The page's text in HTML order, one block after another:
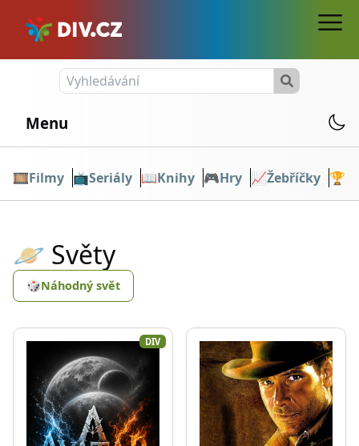
Menu
🎞️Filmy 📺Seriály 📖Knihy 🎮Hry 📈Žebříčky 🏆
🪐 Světy
🎲Náhodný svět
DIV